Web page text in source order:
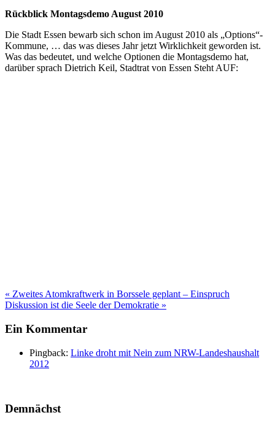
Rückblick Montagsdemo August 2010
Die Stadt Essen bewarb sich schon im August 2010 als „Options“-
Kommune, … das was dieses Jahr jetzt Wirklichkeit geworden ist.
Was das bedeutet, und welche Optionen die Montagsdemo hat,
darüber sprach Dietrich Keil, Stadtrat von Essen Steht AUF:
Beitragsnavigation
« Zweites Atomkraftwerk in Borssele geplant – Einspruch
Diskussion ist die Seele der Demokratie »
Ein Kommentar
Pingback: Linke droht mit Nein zum NRW-Landeshaushalt
2012
Demnächst